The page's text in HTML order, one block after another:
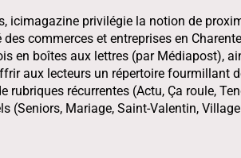
icimagazine privilégie la notion de
des commerces et entreprises en
en boîtes aux lettres (par Médiapost),
aux lecteurs un répertoire fourmillant
rubriques récurrentes (Actu, Ça roule,
(Seniors, Mariage, Saint-Valentin,